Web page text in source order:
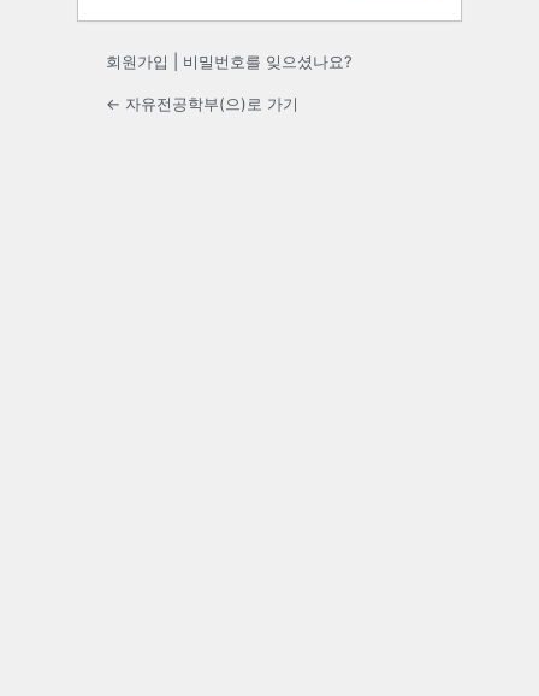
회원가입 비밀번호를 잊으셨나요?
← 자유전공학부(으)로 가기